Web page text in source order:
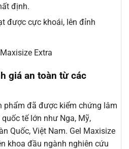
định.
được cực khoái, lên đỉnh
giá an toàn từ các
phẩm đã được kiểm chứng lâm
tế lớn như Nga, Mỹ,
Quốc, Việt Nam. Gel Maxisize
khoa đầu ngành nghiên cứu